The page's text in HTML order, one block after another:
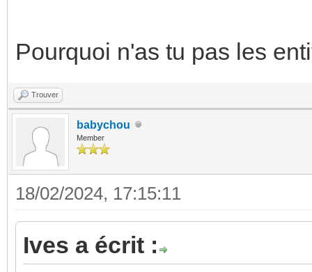
Pourquoi n'as tu pas les
Trouver
babychou
Member
18/02/2024, 17:15:11
Ives a écrit :